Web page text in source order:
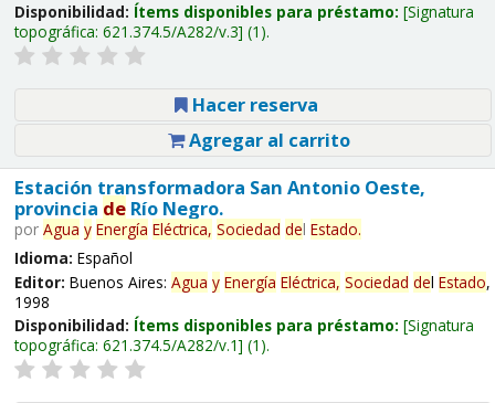
Disponibilidad: Ítems disponibles para préstamo: Signatura
topográfica: 621.374.5/A282/v.3 (1).
Hacer reserva
Agregar al carrito
Estación transformadora San Antonio Oeste,
provincia deRío Negro.
por Agua y Energía Eléctrica, Sociedad del Estado.
Idioma: Español
Editor: Buenos Aires: Agua y Energía Eléctrica, Sociedad del Estado,
1998
Disponibilidad: Ítems disponibles para préstamo: Signatura
topográfica: 621.374.5/A282/v.1 (1).